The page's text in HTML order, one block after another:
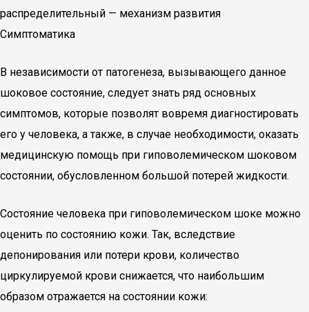
распределительный — механизм развития
Симптоматика
В независимости от патогенеза, вызывающего данное
шоковое состояние, следует знать ряд основных
симптомов, которые позволят вовремя диагностировать
его у человека, а также, в случае необходимости, оказать
медицинскую помощь при гиповолемическом шоковом
состоянии, обусловленном большой потерей жидкости.
Состояние человека при гиповолемическом шоке можно
оценить по состоянию кожи. Так, вследствие
депонирования или потери крови, количество
циркулируемой крови снижается, что наибольшим
образом отражается на состоянии кожи: